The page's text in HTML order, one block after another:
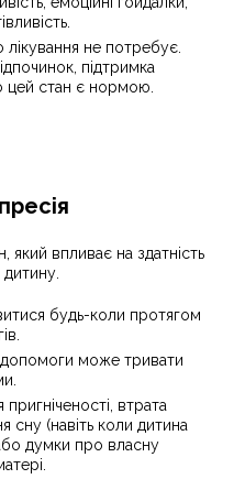
лікування не потребує.
підтримка
цей стан є нормою.
який впливає на здатність
будь-коли протягом
допомоги може тривати
втрата
сну (навіть коли дитина
думки про власну